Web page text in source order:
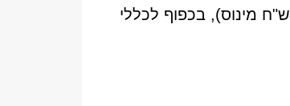
: פטור ריבית מינוס בעו"ש עסקי לתקופה של חודשיים (עד 30,000 ש"ח מינוס), בכפוף לכללי